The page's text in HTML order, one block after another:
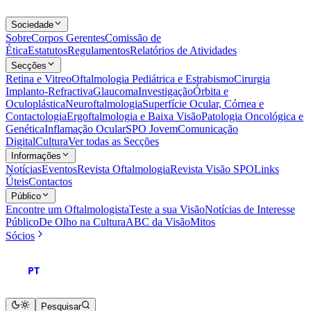
Sociedade
SobreCorpos GerentesComissão de
ÉticaEstatutosRegulamentosRelatórios de Atividades
Secções
Retina e VitreoOftalmologia Pediátrica e EstrabismoCirurgia
Implanto-RefractivaGlaucomaInvestigaçãoÓrbita e
OculoplásticaNeuroftalmologiaSuperfície Ocular, Córnea e
ContactologiaErgoftalmologia e Baixa VisãoPatologia Oncológica e
GenéticaInflamação OcularSPO JovemComunicação
DigitalCulturaVer todas as Secções
Informações
NotíciasEventosRevista OftalmologiaRevista Visão SPOLinks
ÚteisContactos
Público
Encontre um OftalmologistaTeste a sua VisãoNotícias de Interesse
PúblicoDe Olho na CulturaABC da VisãoMitos
Sócios
PT
Pesquisar